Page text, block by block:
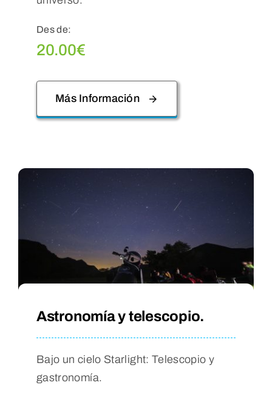
Des de:
20.00€
Más Información
Astronomía y telescopio.
Bajo un cielo Starlight: Telescopio y
gastronomía.